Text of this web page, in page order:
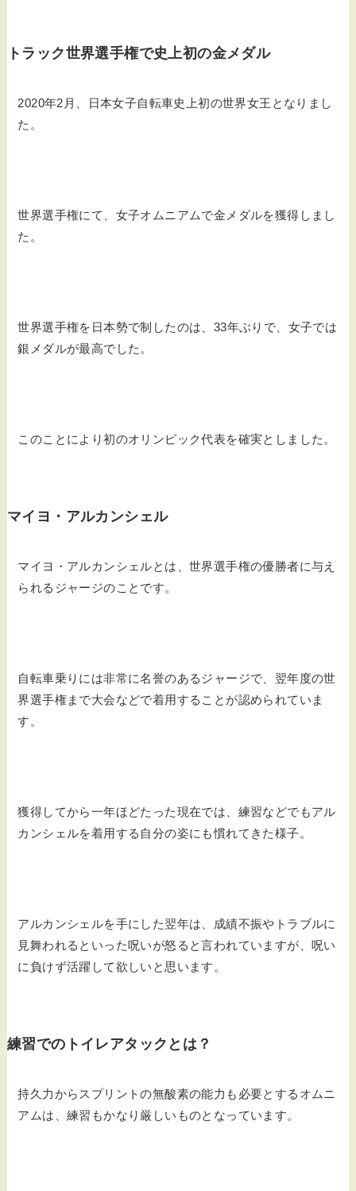
トラック世界選手権で史上初の金メダル
2020年2月、日本女子自転車史上初の世界女王となりまし
た。
世界選手権にて、女子オムニアムで金メダルを獲得しまし
た。
世界選手権を日本勢で制したのは、33年ぶりで、女子では
銀メダルが最高でした。
このことにより初のオリンピック代表を確実としました。
マイヨ・アルカンシェル
マイヨ・アルカンシェルとは、世界選手権の優勝者に与え
られるジャージのことです。
自転車乗りには非常に名誉のあるジャージで、翌年度の世
界選手権まで大会などで着用することが認められていま
す。
獲得してから一年ほどたった現在では、練習などでもアル
カンシェルを着用する自分の姿にも慣れてきた様子。
アルカンシェルを手にした翌年は、成績不振やトラブルに
見舞われるといった呪いが怒ると言われていますが、呪い
に負けず活躍して欲しいと思います。
練習でのトイレアタックとは？
持久力からスプリントの無酸素の能力も必要とするオムニ
アムは、練習もかなり厳しいものとなっています。